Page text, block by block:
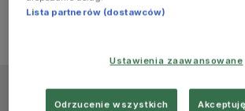
Lista partnerów (dostawców)
Ustawienia zaawansowane
Odrzucenie wszystkich